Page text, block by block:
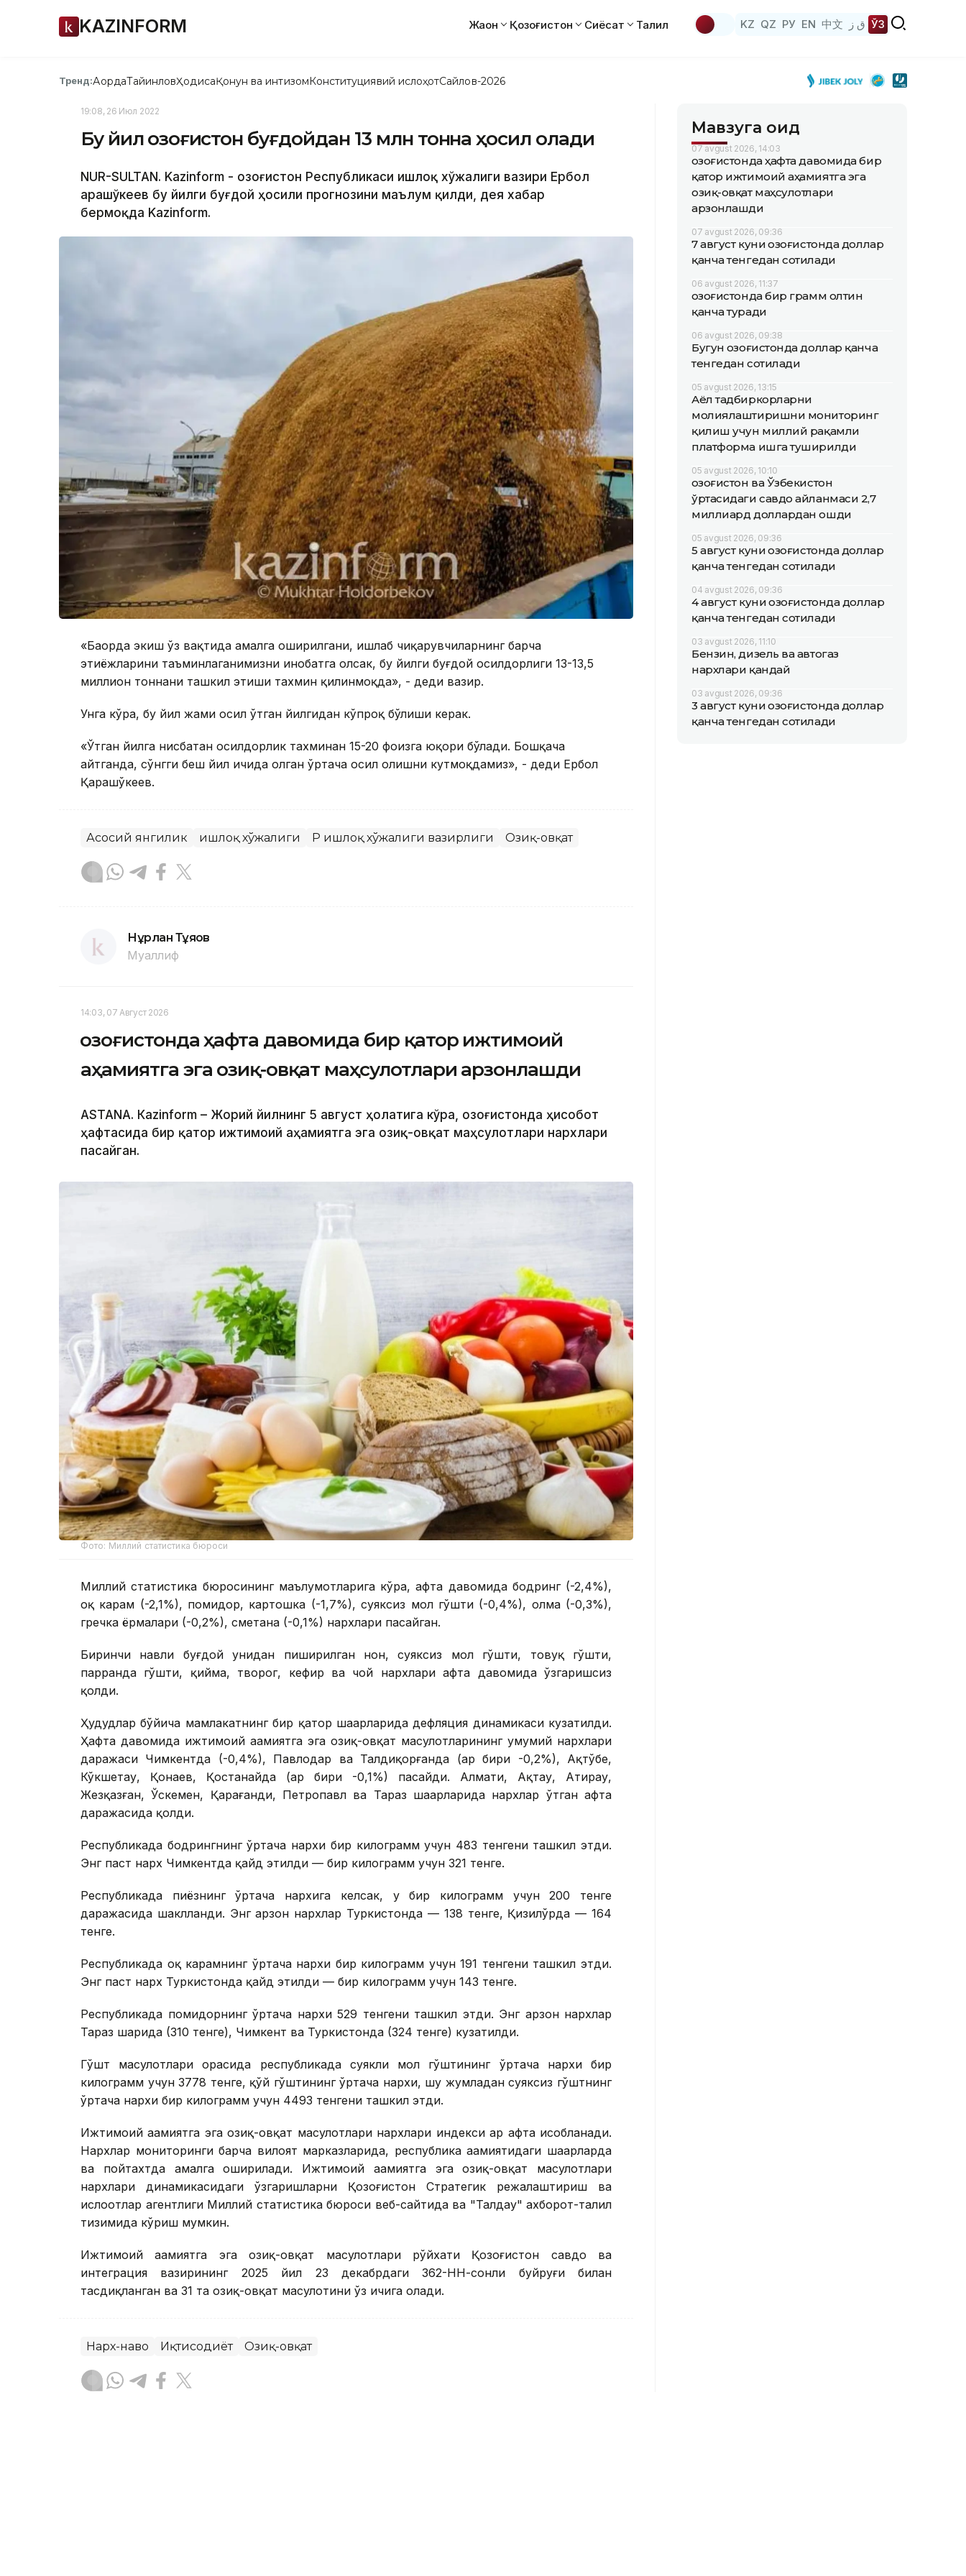
KAZINFORM Жаҳон Қозоғистон Сиёсат Таҳлил KZ QZ РУ EN 中文 ق ز ЎЗ
Тренд:АқордаТайинловҲодисаҚонун ва интизомКонституциявий ислоҳотСайлов-2026
19:08, 26 Июл 2022
Бу йил Қозоғистон буғдойдан 13 млн тонна ҳосил олади
NUR-SULTAN. Kazinform - Қозоғистон Республикаси Қишлоқ хўжалиги вазири Ербол
Қарашўкеев бу йилги буғдой ҳосили прогнозини маълум қилди, дея хабар
бермоқда Kazinform.
«Баҳорда экиш ўз вақтида амалга оширилгани, ишлаб чиқарувчиларнинг барча
эҳтиёжларини таъминлаганимизни инобатга олсак, бу йилги буғдой ҳосилдорлиги 13-13,5
миллион тоннани ташкил этиши тахмин қилинмоқда», - деди вазир.
Унга кўра, бу йил жами ҳосил ўтган йилгидан кўпроқ бўлиши керак.
«Ўтган йилга нисбатан ҳосилдорлик тахминан 15-20 фоизга юқори бўлади. Бошқача
айтганда, сўнгги беш йил ичида олган ўртача ҳосил олишни кутмоқдамиз», - деди Ербол
Қарашўкеев.
Асосий янгилик Қишлоқ хўжалиги ҚР Қишлоқ хўжалиги вазирлиги Озиқ-овқат
Нұрлан Тұяқов
Муаллиф
14:03, 07 Август 2026
Қозоғистонда ҳафта давомида бир қатор ижтимоий
аҳамиятга эга озиқ-овқат маҳсулотлари арзонлашди
ASTANА. Кazinform – Жорий йилнинг 5 август ҳолатига кўра, Қозоғистонда ҳисобот
ҳафтасида бир қатор ижтимоий аҳамиятга эга озиқ-овқат маҳсулотлари нархлари
пасайган.
Фото: Миллий статистика бюроси
Миллий статистика бюросининг маълумотларига кўра, ҳафта давомида бодринг (-2,4%),
оқ карам (-2,1%), помидор, картошка (-1,7%), суяксиз мол гўшти (-0,4%), олма (-0,3%),
гречка ёрмалари (-0,2%), сметана (-0,1%) нархлари пасайган.
Биринчи навли буғдой унидан пиширилган нон, суяксиз мол гўшти, товуқ гўшти,
парранда гўшти, қийма, творог, кефир ва чой нархлари ҳафта давомида ўзгаришсиз
қолди.
Ҳудудлар бўйича мамлакатнинг бир қатор шаҳарларида дефляция динамикаси кузатилди.
Ҳафта давомида ижтимоий аҳамиятга эга озиқ-овқат маҳсулотларининг умумий нархлари
даражаси Чимкентда (-0,4%), Павлодар ва Талдиқорғанда (ҳар бири -0,2%), Ақтўбе,
Кўкшетау, Қонаев, Қостанайда (ҳар бири -0,1%) пасайди. Алмати, Ақтау, Атирау,
Жезқазған, Ўскемен, Қарағанди, Петропавл ва Тараз шаҳарларида нархлар ўтган ҳафта
даражасида қолди.
Республикада бодрингнинг ўртача нархи бир килограмм учун 483 тенгени ташкил этди.
Энг паст нарх Чимкентда қайд этилди — бир килограмм учун 321 тенге.
Республикада пиёзнинг ўртача нархига келсак, у бир килограмм учун 200 тенге
даражасида шаклланди. Энг арзон нархлар Туркистонда — 138 тенге, Қизилўрда — 164
тенге.
Республикада оқ карамнинг ўртача нархи бир килограмм учун 191 тенгени ташкил этди.
Энг паст нарх Туркистонда қайд этилди — бир килограмм учун 143 тенге.
Республикада помидорнинг ўртача нархи 529 тенгени ташкил этди. Энг арзон нархлар
Тараз шаҳрида (310 тенге), Чимкент ва Туркистонда (324 тенге) кузатилди.
Гўшт маҳсулотлари орасида республикада суякли мол гўштининг ўртача нархи бир
килограмм учун 3778 тенге, қўй гўштининг ўртача нархи, шу жумладан суяксиз гўштнинг
ўртача нархи бир килограмм учун 4493 тенгени ташкил этди.
Ижтимоий аҳамиятга эга озиқ-овқат маҳсулотлари нархлари индекси ҳар ҳафта ҳисобланади.
Нархлар мониторинги барча вилоят марказларида, республика аҳамиятидаги шаҳарларда
ва пойтахтда амалга оширилади. Ижтимоий аҳамиятга эга озиқ-овқат маҳсулотлари
нархлари динамикасидаги ўзгаришларни Қозоғистон Стратегик режалаштириш ва
ислоҳотлар агентлиги Миллий статистика бюроси веб-сайтида ва "Талдау" ахборот-таҳлил
тизимида кўриш мумкин.
Ижтимоий аҳамиятга эга озиқ-овқат маҳсулотлари рўйхати Қозоғистон савдо ва
интеграция вазирининг 2025 йил 23 декабрдаги 362-НН-сонли буйруғи билан
тасдиқланган ва 31 та озиқ-овқат маҳсулотини ўз ичига олади.
Нарх-наво Иқтисодиёт Озиқ-овқат
Мавзуга оид
07 avgust 2026, 14:03
Қозоғистонда ҳафта давомида бир
қатор ижтимоий аҳамиятга эга
озиқ-овқат маҳсулотлари
арзонлашди
07 avgust 2026, 09:36
7 август куни Қозоғистонда доллар
қанча тенгедан сотилади
06 avgust 2026, 11:37
Қозоғистонда бир грамм олтин
қанча туради
06 avgust 2026, 09:38
Бугун Қозоғистонда доллар қанча
тенгедан сотилади
05 avgust 2026, 13:15
Аёл тадбиркорларни
молиялаштиришни мониторинг
қилиш учун миллий рақамли
платформа ишга туширилди
05 avgust 2026, 10:10
Қозоғистон ва Ўзбекистон
ўртасидаги савдо айланмаси 2,7
миллиард доллардан ошди
05 avgust 2026, 09:36
5 август куни Қозоғистонда доллар
қанча тенгедан сотилади
04 avgust 2026, 09:36
4 август куни Қозоғистонда доллар
қанча тенгедан сотилади
03 avgust 2026, 11:10
Бензин, дизель ва автогаз
нархлари қандай
03 avgust 2026, 09:36
3 август куни Қозоғистонда доллар
қанча тенгедан сотилади